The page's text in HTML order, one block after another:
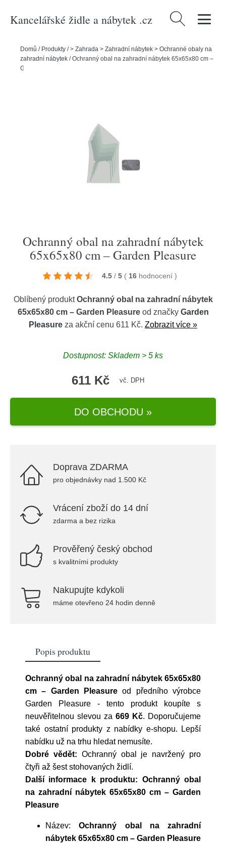
Kancelářské židle a nábytek .cz Vyhledávání
Domů / Produkty /> Zahrada > Zahradní nábytek > Ochranné obaly na
zahradní nábytek /Ochranný obal na zahradní nábytek 65x65x80 cm –
Garden Pleasure
Ochranný obal na zahradní nábytek
65x65x80 cm – Garden Pleasure
4.5 / 5 ( 16 hodnocení )
Oblíbený produktOchranný obal na zahradní nábytek
65x65x80 cm – Garden Pleasureod značky Garden
Pleasure za akční cenu 611 Kč. Zobrazit více »
Dostupnost: Skladem > 5 ks
611 Kč vč. DPH
DO OBCHODU »
Doprava ZDARMA
pro objednávky nad 1.500 Kč
Vrácení zboží do 14 dní
zdarma a bez rizika
Prověřený český obchod
s kvalitními produkty
Nakupujte kdykoli
máme otevřeno 24 hodin denně
Popis produktu
Ochranný obal na zahradní nábytek 65x65x80
cm – Garden Pleasure od předního výrobce
Garden Pleasure - tento produkt koupíte s
neuvěřitelnou slevou za 669 Kč. Doporučujeme
také ostatní produkty z nabídky e-shopu. Lepší
nabídku už na trhu hledat nemusíte.
Dobré vědět: Ochranný obal je navržený pro
čtyři až šest stohovaných židlí.
Další informace k produktu: Ochranný obal
na zahradní nábytek 65x65x80 cm – Garden
Pleasure
Název:Ochranný obal na zahradní
nábytek 65x65x80 cm – Garden Pleasure